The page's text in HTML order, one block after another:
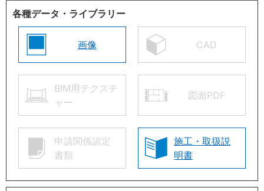
各種データ・ライブラリー
画像 CAD
BIM用テクスチ
ャー
図面PDF
申請関係認定
書類
施工・取扱説
明書